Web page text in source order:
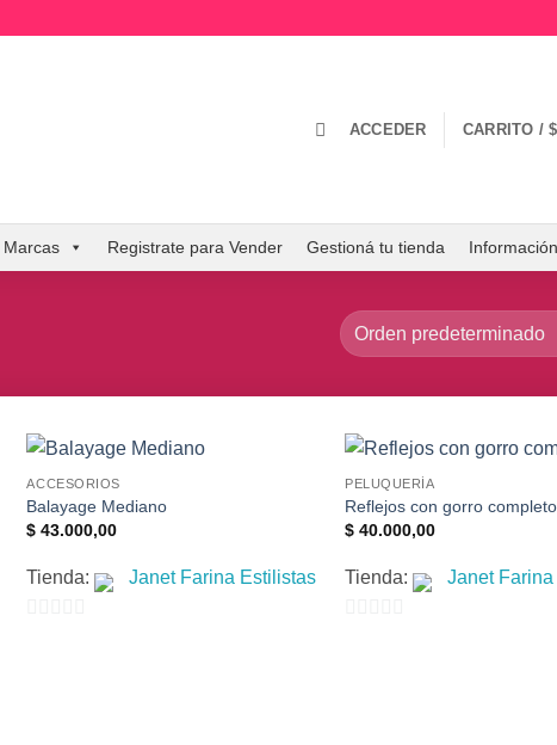
ACCEDER CARRITO /$
Marcas Registrate para Vender Gestioná tu tienda Información
ACCESORIOS
Balayage Mediano
$ 43.000,00
Tienda: Janet Farina Estilistas
PELUQUERÍA
Reflejos con gorro completo
$ 40.000,00
Tienda: Janet